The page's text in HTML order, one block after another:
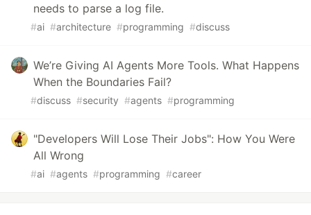
needs to parse a log file.
#ai #architecture #programming #discuss
We’re Giving AI Agents More Tools. What Happens
When the Boundaries Fail?
#discuss #security #agents #programming
"Developers Will Lose Their Jobs": How You Were
All Wrong
#ai #agents #programming #career